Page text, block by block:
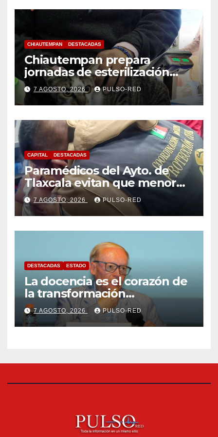
CHIAUTEMPAN DESTACADAS
Chiautempan prepara
jornadas de esterilización
para perros y gatos
7 AGOSTO, 2026 PULSO-RED
CAPITAL DESTACADAS
Paramédicos del Ayto. de
Tlaxcala evitan que menor
sufra complicaciones por
hipotermia tras caer en una
cisterna
7 AGOSTO, 2026 PULSO-RED
DESTACADAS ESTADO
La docencia es el corazón de
la transformación
universitaria: Rector de la
UATx
7 AGOSTO, 2026 PULSO-RED